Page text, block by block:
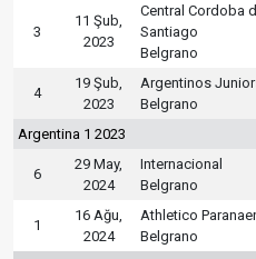
3
11 Şub,
2023
Central Cordoba
Santiago
Belgrano
4
19 Şub,
2023
Argentinos
Belgrano
Argentina 1 2023
6
29 May,
2024
Internacional
Belgrano
1
16 Ağu,
2024
Athletico
Belgrano